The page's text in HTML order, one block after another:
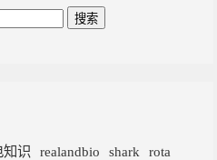
知识 realandbio shark
rota